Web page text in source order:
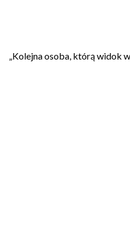
„Kolejna osoba, którą widok